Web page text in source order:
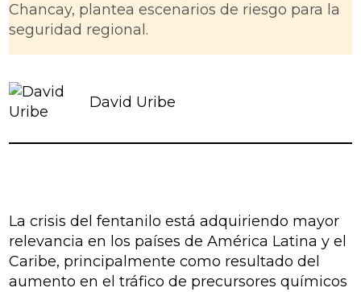
Chancay, plantea escenarios de riesgo para la
seguridad regional.
David Uribe
La crisis del fentanilo está adquiriendo mayor
relevancia en los países de América Latina y el
Caribe, principalmente como resultado del
aumento en el tráfico de precursores químicos